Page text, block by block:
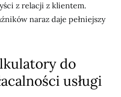
z relacji z klientem.
naraz daje pełniejszy
do
usługi